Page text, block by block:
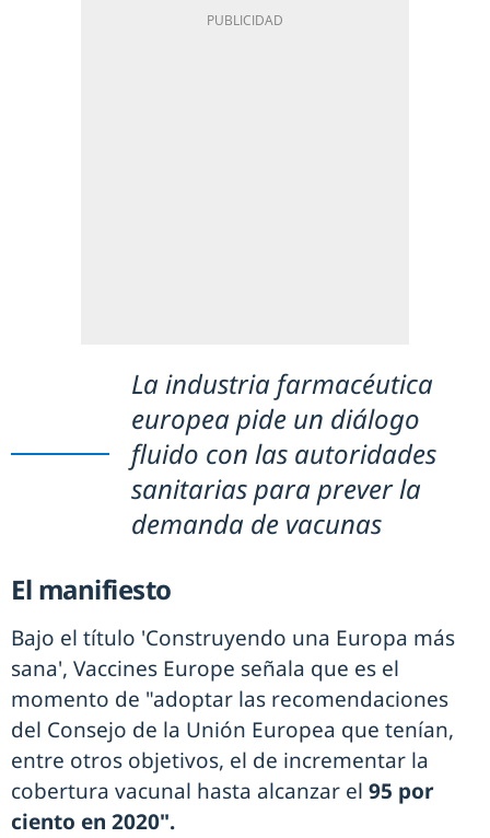
La industria farmacéutica
europea pide un diálogo
fluido con las autoridades
sanitarias para prever la
demanda de vacunas
El manifiesto
Bajo el título 'Construyendo una Europa más
sana', Vaccines Europe señala que es el
momento de "adoptar las recomendaciones
del Consejo de la Unión Europea que tenían,
entre otros objetivos, el de incrementar la
cobertura vacunal hasta alcanzar el 95 por
ciento en 2020".